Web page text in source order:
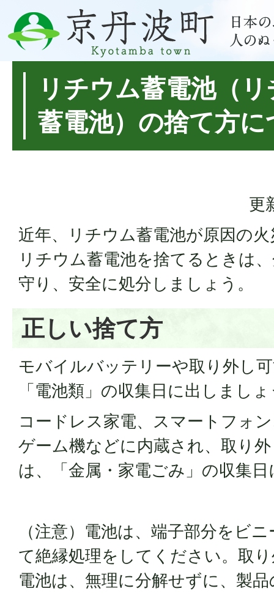
リチウム蓄電池（
蓄電池）の捨て方に
更
近年、リチウム蓄電池が原因の
リチウム蓄電池を捨てるときは
守り、安全に処分しましょう。
正しい捨て方
モバイルバッテリーや取り外し
「電池類」の収集日に出しまし
コードレス家電、スマートフォ
ゲーム機などに内蔵され、取り
は、「金属・家電ごみ」の収集
（注意）電池は、端子部分をビ
て絶縁処理をしてください。取
電池は、無理に分解せずに、製